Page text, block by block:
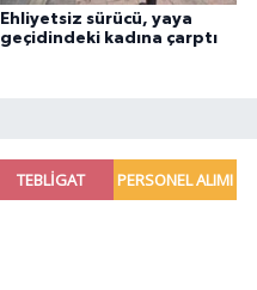
Ehliyetsiz sürücü, yaya
geçidindeki kadına çarptı